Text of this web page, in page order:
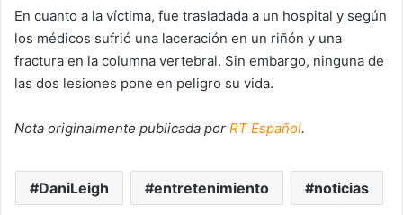
En cuanto a la víctima, fue trasladada a un hospital y según
los médicos sufrió una laceración en un riñón y una
fractura en la columna vertebral. Sin embargo, ninguna de
las dos lesiones pone en peligro su vida.
Nota originalmente publicada por RT Español.
DaniLeigh entretenimiento noticias